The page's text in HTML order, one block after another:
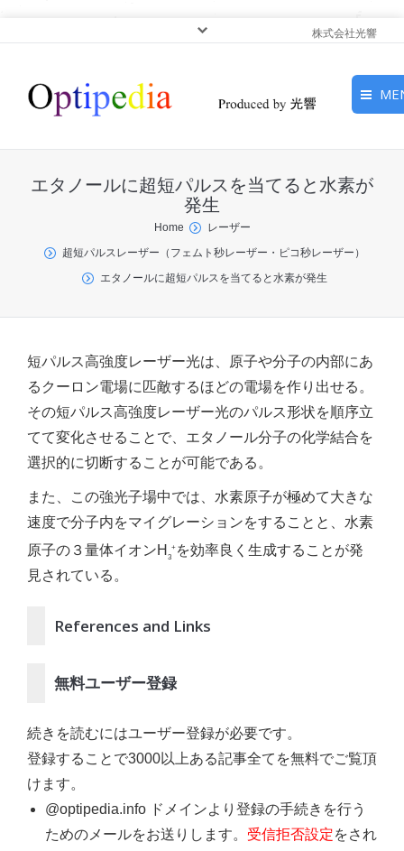
株式会社光響
ピックアップ
光応用・アプリケーショ
エタノールに超短パルスを当てると水素が
発生
Home
レーザー
超短パルスレーザー（フェムト秒レーザー・ピコ秒レーザー）
エタノールに超短パルスを当てると水素が発生
短パルス高強度レーザー光は、原子や分子の内部にあ
るクーロン電場に匹敵するほどの電場を作り出せる。
その短パルス高強度レーザー光のパルス形状を順序立
てて変化させることで、エタノール分子の化学結合を
選択的に切断することが可能である。
また、この強光子場中では、水素原子が極めて大きな
速度で分子内をマイグレーションをすることと、水素
原子の３量体イオンH 3
+ を効率良く生成することが発
見されている。
References and Links
無料ユーザー登録
続きを読むにはユーザー登録が必要です。
登録することで3000以上ある記事全てを無料でご覧頂
けます。
@optipedia.info ドメインより登録の手続きを行う
ためのメールをお送りします。 受信拒否設定をされ